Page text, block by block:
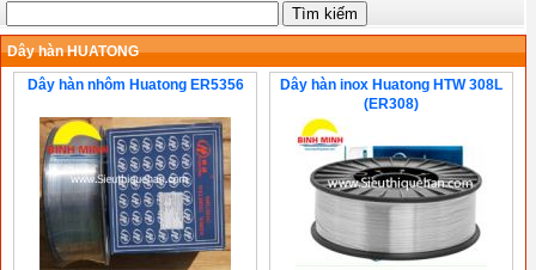
Dây hàn HUATONG
Dây hàn nhôm Huatong ER5356
Dây hàn inox Huatong HTW 308L
(ER308)